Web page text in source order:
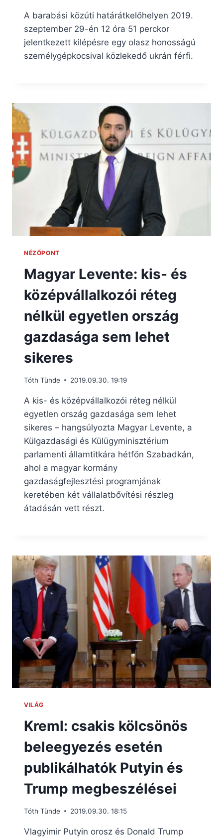
A barabási közúti határátkelőhelyen 2019.
szeptember 29-én 12 óra 51 perckor
jelentkezett kilépésre egy olasz honosságú
személygépkocsival közlekedő ukrán férfi.
NÉZŐPONT
Magyar Levente: kis- és
középvállalkozói réteg
nélkül egyetlen ország
gazdasága sem lehet
sikeres
Tóth Tünde 2019.09.30. 19:19
A kis- és középvállalkozói réteg nélkül
egyetlen ország gazdasága sem lehet
sikeres – hangsúlyozta Magyar Levente, a
Külgazdasági és Külügyminisztérium
parlamenti államtitkára hétfőn Szabadkán,
ahol a magyar kormány
gazdaságfejlesztési programjának
keretében két vállalatbővítési részleg
átadásán vett részt.
VILÁG
Kreml: csakis kölcsönös
beleegyezés esetén
publikálhatók Putyin és
Trump megbeszélései
Tóth Tünde 2019.09.30. 18:15
Vlagyimir Putyin orosz és Donald Trump